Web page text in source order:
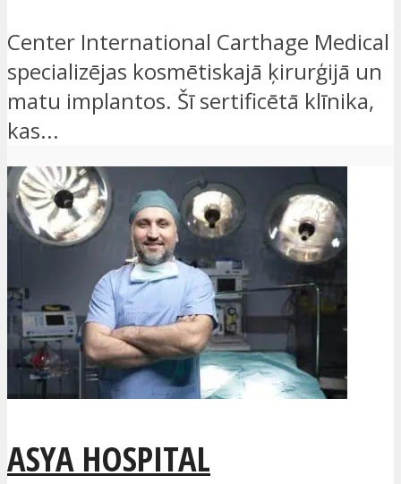
Center International Carthage Medical
specializējas kosmētiskajā ķirurģijā un
matu implantos. Šī sertificētā klīnika,
kas...
ASYA HOSPITAL